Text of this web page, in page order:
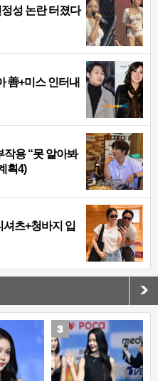
성 논란 터졌다
善+미스 인터내
용 “못 알아봐
획4)
셔츠+청바지 입